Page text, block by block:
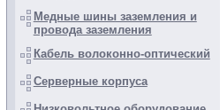
Медные шины заземления и
провода заземления
Кабель волоконно-оптический
Серверные корпуса